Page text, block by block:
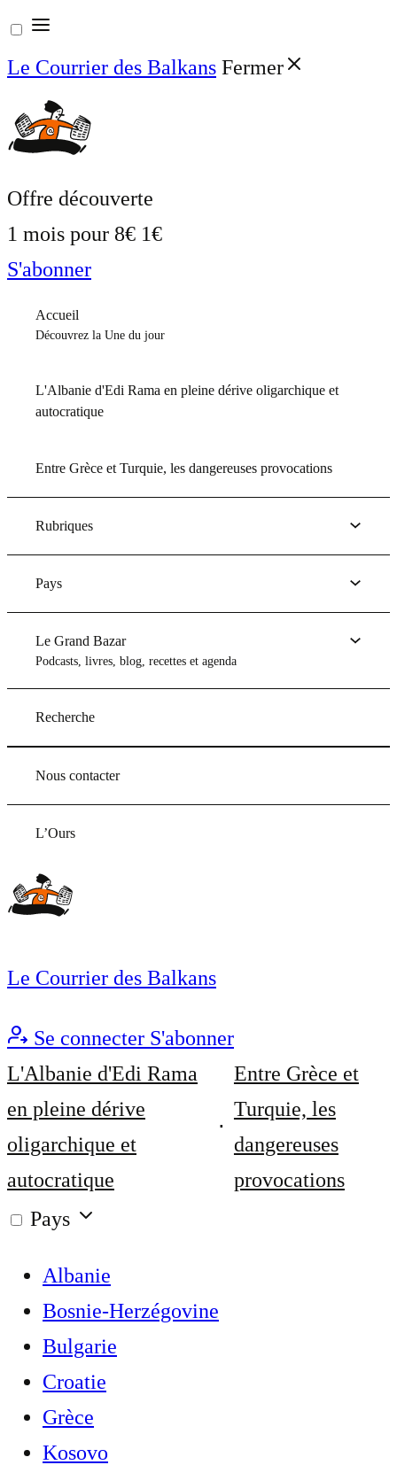
Aller
au
contenu
Le Courrier des Balkans Fermer
Offre découverte
1 mois pour 8€ 1€
S'abonner
Accueil
Découvrez la Une du jour
L'Albanie d'Edi Rama en pleine dérive oligarchique et
autocratique
Entre Grèce et Turquie, les dangereuses provocations
Rubriques
Pays
Le Grand Bazar
Podcasts, livres, blog, recettes et agenda
Recherche
Nous contacter
L’Ours
Le Courrier des Balkans
Se connecter S'abonner
L'Albanie d'Edi Rama
en pleine dérive
oligarchique et
autocratique
Entre Grèce et
Turquie, les
dangereuses
provocations
Pays
Albanie
Bosnie-Herzégovine
Bulgarie
Croatie
Grèce
Kosovo